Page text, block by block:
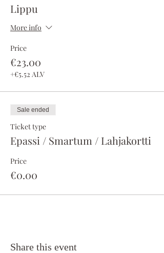
Lippu
More info
Price
€23.00
+€5.52 ALV
Sale ended
Ticket type
Epassi / Smartum / Lahjakortti
Price
€0.00
Share this event